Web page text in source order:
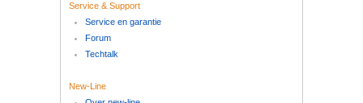
Service & Support
Service en garantie
Forum
Techtalk
New-Line